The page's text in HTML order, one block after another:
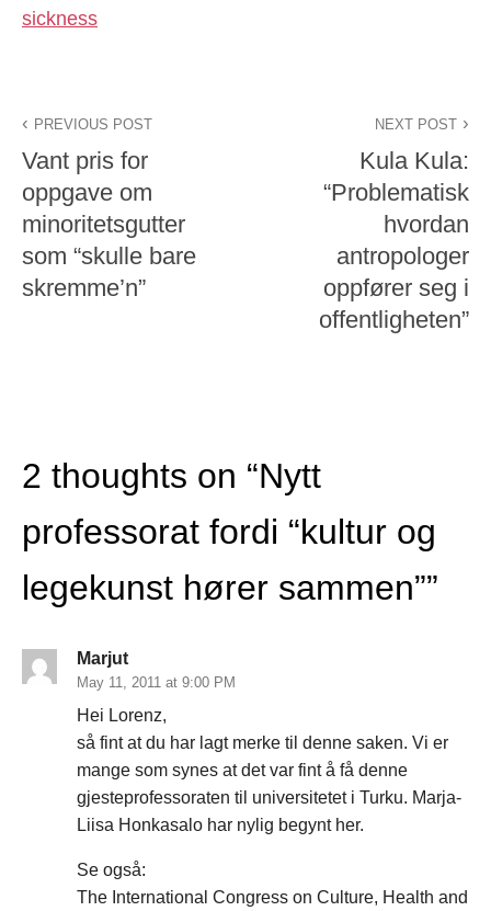
sickness
PREVIOUS POST
Vant pris for
oppgave om
minoritetsgutter
som “skulle bare
skremme’n”
NEXT POST
Kula Kula:
“Problematisk
hvordan
antropologer
oppfører seg i
offentligheten”
2 thoughts on “Nytt
professorat fordi “kultur og
legekunst hører sammen””
Marjut
May 11, 2011 at 9:00 PM
Hei Lorenz,
så fint at du har lagt merke til denne saken. Vi er
mange som synes at det var fint å få denne
gjesteprofessoraten til universitetet i Turku. Marja-
Liisa Honkasalo har nylig begynt her.
Se også:
The International Congress on Culture, Health and